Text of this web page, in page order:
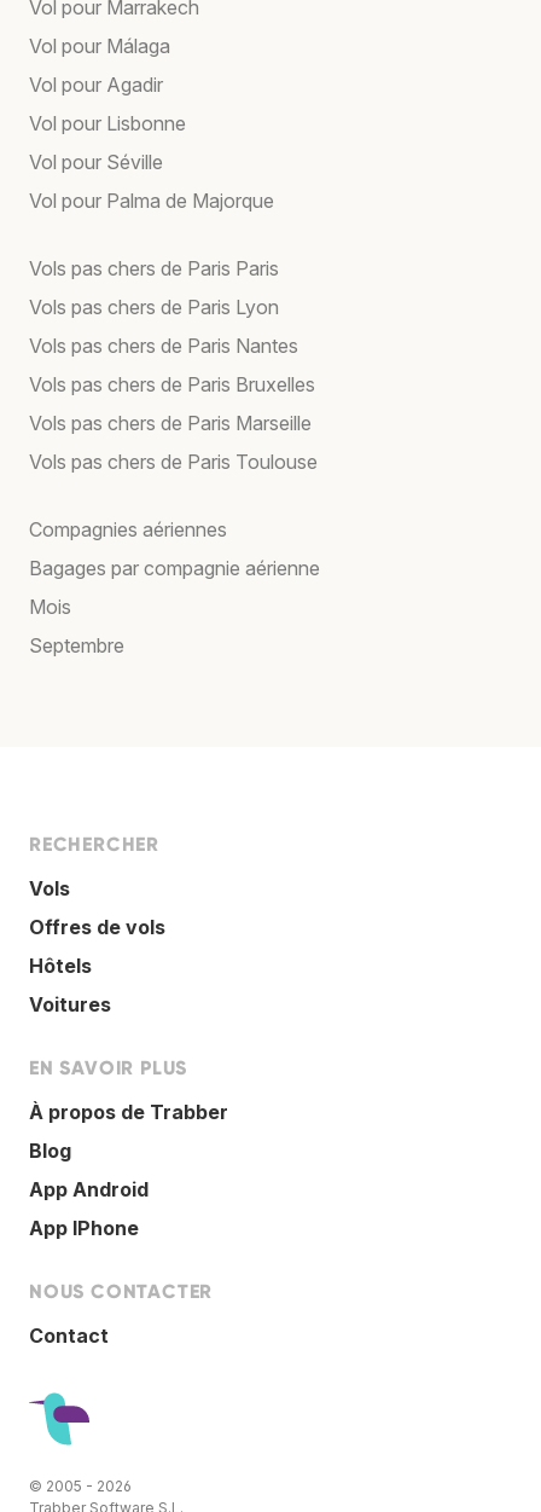
Vol pour Marrakech
Vol pour Málaga
Vol pour Agadir
Vol pour Lisbonne
Vol pour Séville
Vol pour Palma de Majorque
Vols pas chers de Paris Paris
Vols pas chers de Paris Lyon
Vols pas chers de Paris Nantes
Vols pas chers de Paris Bruxelles
Vols pas chers de Paris Marseille
Vols pas chers de Paris Toulouse
Compagnies aériennes
Bagages par compagnie aérienne
Mois
Septembre
RECHERCHER
Vols
Offres de vols
Hôtels
Voitures
EN SAVOIR PLUS
À propos de Trabber
Blog
App Android
App IPhone
NOUS CONTACTER
Contact
© 2005 - 2026
Trabber Software S.L.